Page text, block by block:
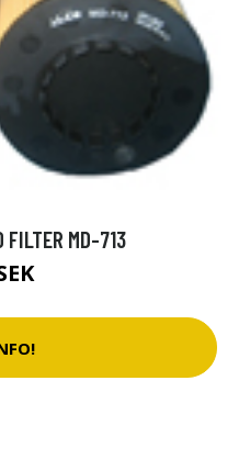
FILTER MD-713